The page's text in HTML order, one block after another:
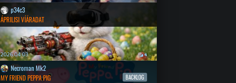
p34c3
ÁPRILISI VÍÁRADAT
2026.04.03. 4
Necroman Mk2
MY FRIEND PEPPA PIG
BACKLOG